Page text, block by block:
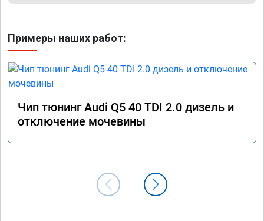
Примеры наших работ:
Чип тюнинг Audi Q5 40 TDI 2.0 дизель и
отключение мочевины